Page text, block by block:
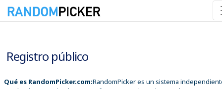
Registro público
Qué es RandomPicker.com:RandomPicker es un sistema